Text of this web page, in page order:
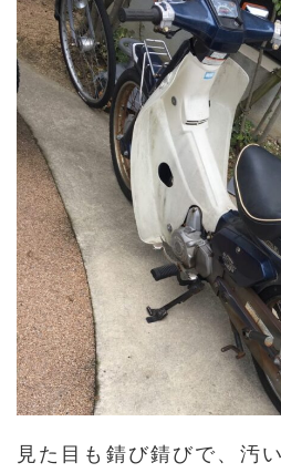
見た目も錆び錆びで、汚